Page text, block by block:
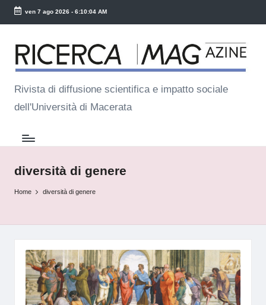
Skip
content
ven 7 ago 2026- 6:10:04 AM
R
ic
e
r
c
a
M
a
Rivista di diffusione scientifica e impatto sociale
dell'Università di Macerata
diversità di genere
Home diversità di genere